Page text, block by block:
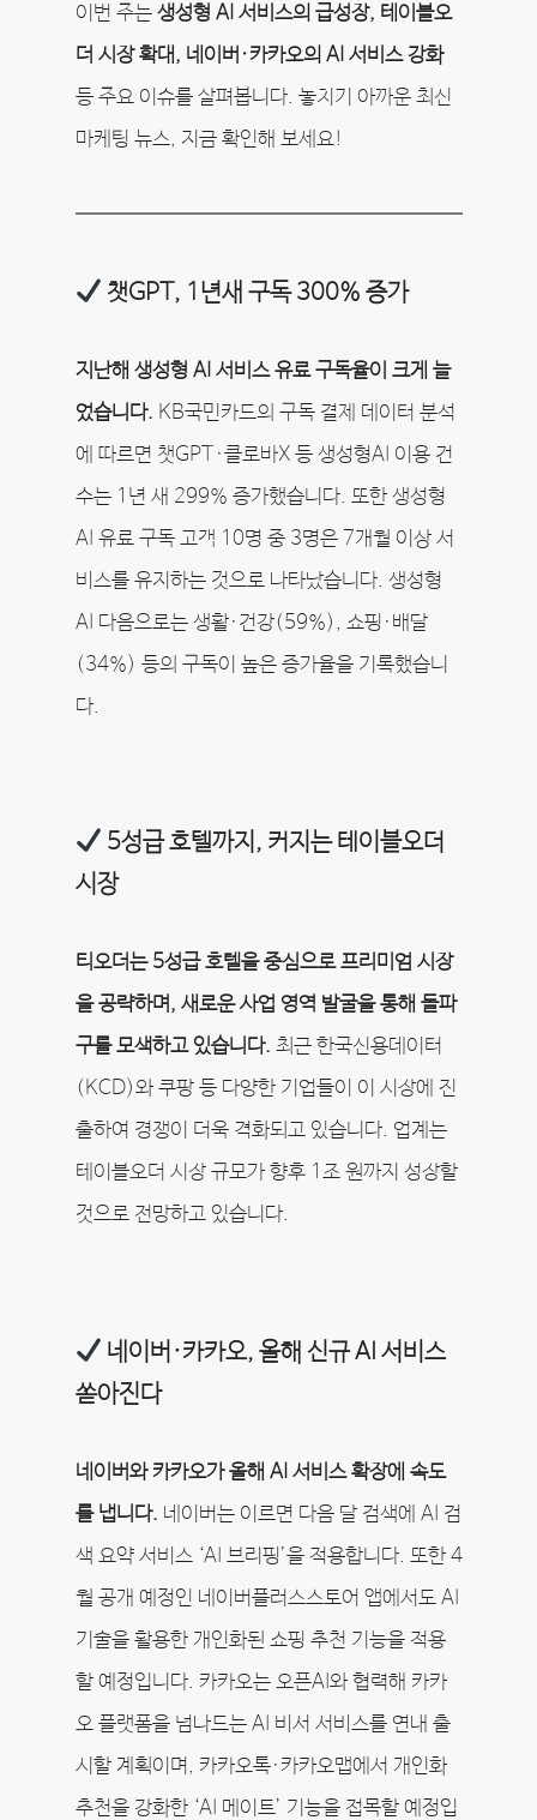
이번 주는 생성형 AI 서비스의 급성장, 테이블오
더 시장 확대, 네이버·카카오의 AI 서비스 강화
등 주요 이슈를 살펴봅니다. 놓치기 아까운 최신
마케팅 뉴스, 지금 확인해 보세요!
챗GPT, 1년새 구독 300% 증가
지난해 생성형 AI 서비스 유료 구독율이 크게 늘
었습니다. KB국민카드의 구독 결제 데이터 분석
에 따르면 챗GPT·클로바X 등 생성형AI 이용 건
수는 1년 새 299% 증가했습니다. 또한 생성형
AI 유료 구독 고객 10명 중 3명은 7개월 이상 서
비스를 유지하는 것으로 나타났습니다. 생성형
AI 다음으로는 생활·건강(59%), 쇼핑·배달
(34%) 등의 구독이 높은 증가율을 기록했습니
다.
5성급 호텔까지, 커지는 테이블오더
시장
티오더는 5성급 호텔을 중심으로 프리미엄 시장
을 공략하며, 새로운 사업 영역 발굴을 통해 돌파
구를 모색하고 있습니다. 최근 한국신용데이터
(KCD)와 쿠팡 등 다양한 기업들이 이 시장에 진
출하여 경쟁이 더욱 격화되고 있습니다. 업계는
테이블오더 시장 규모가 향후 1조 원까지 성장할
것으로 전망하고 있습니다.
네이버·카카오, 올해 신규 AI 서비스
쏟아진다
네이버와 카카오가 올해 AI 서비스 확장에 속도
를 냅니다. 네이버는 이르면 다음 달 검색에 AI 검
색 요약 서비스 ‘AI 브리핑’을 적용합니다. 또한 4
월 공개 예정인 네이버플러스스토어 앱에서도 AI
기술을 활용한 개인화된 쇼핑 추천 기능을 적용
할 예정입니다. 카카오는 오픈AI와 협력해 카카
오 플랫폼을 넘나드는 AI 비서 서비스를 연내 출
시할 계획이며, 카카오톡·카카오맵에서 개인화
추천을 강화한 ‘AI 메이트’ 기능을 접목할 예정입